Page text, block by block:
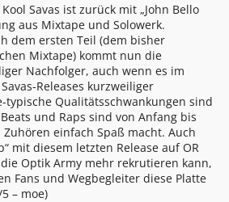
Savas ist zurück mit „John Bello
aus Mixtape und Solowerk.
dem ersten Teil (dem bisher
Mixtape) kommt nun die
Nachfolger, auch wenn es im
Releases kurzweiliger
typische Qualitätsschwankungen sind
und Raps sind von Anfang bis
einfach Spaß macht. Auch
mit diesem letzten Release auf OR
Optik Army mehr rekrutieren kann,
Fans und Wegbegleiter diese Platte
– moe)